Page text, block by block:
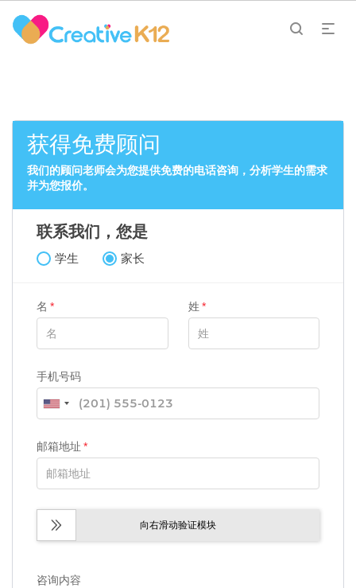
获得免费顾问
我们的顾问老师会为您提供免费的电话咨询，分析学生的需求
并为您报价。
联系我们，您是
学生 家长
名 * 姓 *
手机号码
邮箱地址 *
向右滑动验证模块
咨询内容